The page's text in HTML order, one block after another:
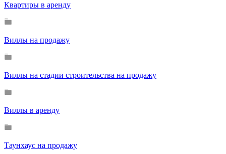
Квартиры в аренду
Виллы на продажу
Виллы на стадии строительства на продажу
Виллы в аренду
Таунхаус на продажу